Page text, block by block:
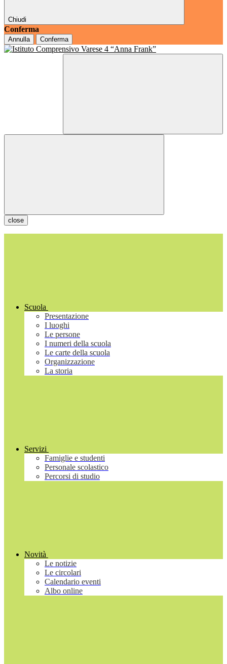
Chiudi
Conferma
Annulla Conferma
close
Scuola
Presentazione
I luoghi
Le persone
I numeri della scuola
Le carte della scuola
Organizzazione
La storia
Servizi
Famiglie e studenti
Personale scolastico
Percorsi di studio
Novità
Le notizie
Le circolari
Calendario eventi
Albo online